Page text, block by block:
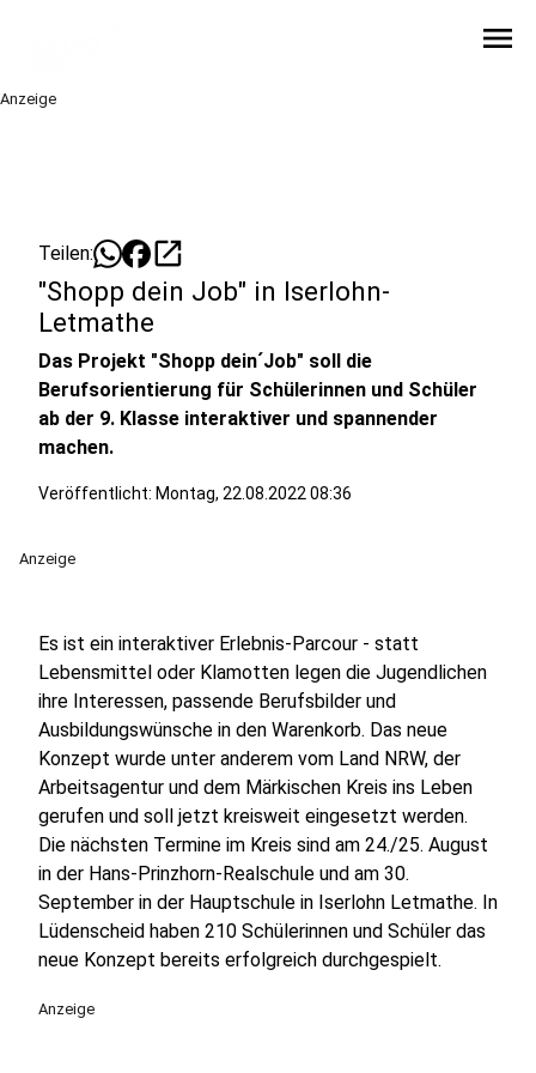
menu
Anzeige
Teilen: open_in_new
"Shopp dein Job" in Iserlohn-
Letmathe
Das Projekt "Shopp dein´Job" soll die
Berufsorientierung für Schülerinnen und Schüler
ab der 9. Klasse interaktiver und spannender
machen.
Veröffentlicht: Montag, 22.08.2022 08:36
Anzeige
Es ist ein interaktiver Erlebnis-Parcour - statt
Lebensmittel oder Klamotten legen die Jugendlichen
ihre Interessen, passende Berufsbilder und
Ausbildungswünsche in den Warenkorb. Das neue
Konzept wurde unter anderem vom Land NRW, der
Arbeitsagentur und dem Märkischen Kreis ins Leben
gerufen und soll jetzt kreisweit eingesetzt werden.
Die nächsten Termine im Kreis sind am 24./25. August
in der Hans-Prinzhorn-Realschule und am 30.
September in der Hauptschule in Iserlohn Letmathe. In
Lüdenscheid haben 210 Schülerinnen und Schüler das
neue Konzept bereits erfolgreich durchgespielt.
Anzeige